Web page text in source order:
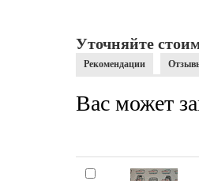
Уточняйте
Рекомендации
Вас может